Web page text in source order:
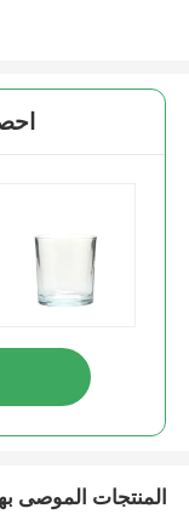
المنتجات الموصى